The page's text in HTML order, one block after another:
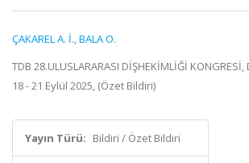
ÇAKAREL A. İ.,BALA O.
TDB 28.ULUSLARARASI DİŞHEKİMLİĞİ
18 - 21 Eylül 2025, (Özet Bildiri)
Yayın Türü: Bildiri / Özet Bildiri